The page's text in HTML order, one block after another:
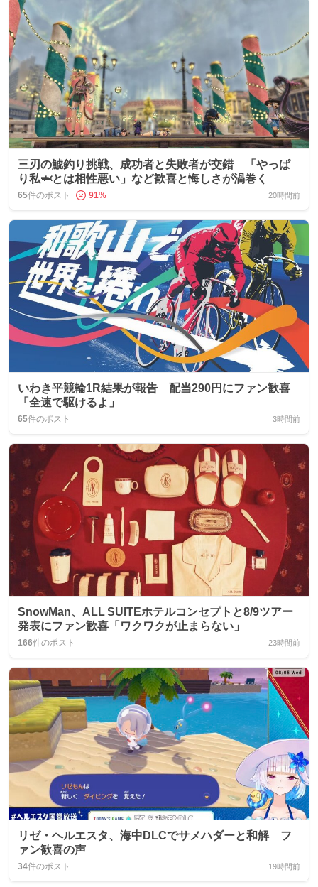
三刃の鯱釣り挑戦、成功者と失敗者が交錯 「やっぱ
り私🦈とは相性悪い」など歓喜と悔しさが渦巻く
65件のポスト 91% 20時間前
いわき平競輪1R結果が報告 配当290円にファン歓喜
「全速で駆けるよ」
65件のポスト 3時間前
SnowMan、ALL SUITEホテルコンセプトと8/9ツアー
発表にファン歓喜「ワクワクが止まらない」
166件のポスト 23時間前
リゼ・ヘルエスタ、海中DLCでサメハダーと和解 フ
ァン歓喜の声
34件のポスト 19時間前